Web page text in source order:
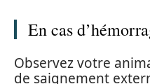
En cas
Observez votre
de saignement